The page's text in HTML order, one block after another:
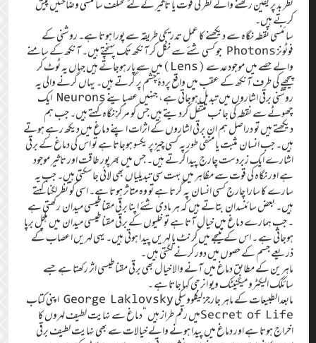
کرتے ہیں۔
سائنسی نقطہ نگاہ سے دیکھنے کا عمل تدریجی طریقہ سے پورا ہوتا ہے۔ روشنی کے
فوٹونز Photons جو کسی شئے سے نکل کر آنکھ تک پہنچتے ہیں۔ آنکھ کے سامنے
والے حصے میں موجود عدسے (Lens)میں سے پار ہوجاتے ہیں جہاں یہ ٹوٹ کر
پیچھے کی طرف آنکھ کے عقب میں واقع پردۂ چشم پر گرتے ہیں۔ یہاں گرنے والی یہ
روشنی برقی اشاروں میں تبدیل ہوجاتی ہے، جنہیں عصباینے Neurons ایک
چھوٹے سے نقطہ کی جانب منتقل کردیتے ہیں جس کو مرکزِ نگاہ کہتے ہیں۔ جب ہم
دیکھتے ہیں تو دراصل ہم ان برقی اشاروں کے اثرات اپنے دماغ میں دیکھ رہے ہوتے
ہیں۔ جب انسان مثبت یا منفی طور پہ کسی چیز پر یکسو ہوجاتا ہے تو اس کی دماغ کے برقی
اشارے ایک زبردست چارج پیدا کرتے ہیں۔ جس میں بھرپور طاقت اور تاثیر موجود
ہے اور نگاہ کی قوت سے مظاہر میں بہت سی تبدیلیاں بھی لائی جاسکتی ہیں۔ جب یہ
سارے کا سارا چارج کسی انسان پہ گرتا ہے تو وہ متاثر ہوتا ہے۔ اسی کو نظر لگنا کہتے
ہیں۔ بعض سائنسدان بتاتے ہیں کہ ہر مادی شئے اپنا برقی مقناطیسی میدان رکھتی ہے
۔ جب ہمارے دماغ میں خیال آتا ہے تو خلیوں کے برقی مقناطیسی میدان میں ہلچل برپا
ہوجاتی ہے ۔ اس کے نتیجے میں کرنٹ یا لہریں پیدا ہوتی ہیں۔ یہی لہریں اعصاب کے
ذریعے جسم کے حصوں میں دور کرنے لگتی ہیں ۔
ماہرین کے مطابق دماغ میں آنے والا خیال بھی برقی مقناطیسی اثر رکھتا ہے جسے
سائکک الیکٹرو میگنیٹک ویو انرجی کہا جاتا ہے ۔
مابعدالطبیعات کے ماہر جارجز لیکلووسکی George Laklovsky اپنی کتاب
Secret of Lifeمیں رقم طراز ہیں “دماغ سے نہایت لطیف لہروں کا
اخراج ہوتا ہے اور دماغ میں پیدا ہونے والے خیالات سے بھی نہایت لطیف برقی